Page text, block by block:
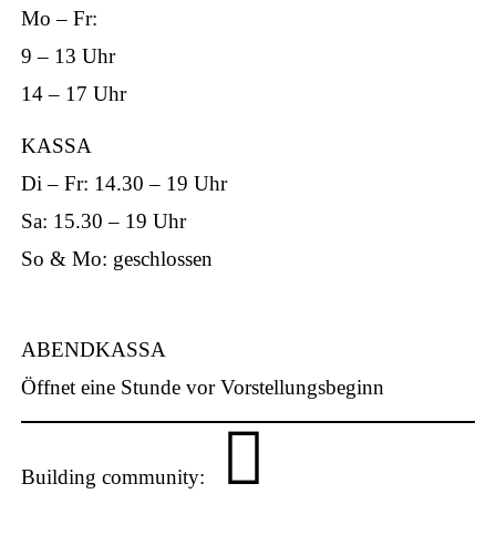
Mo – Fr:
9 – 13 Uhr
14 – 17 Uhr
KASSA
Di – Fr: 14.30 – 19 Uhr
Sa: 15.30 – 19 Uhr
So & Mo: geschlossen
ABENDKASSA
Öffnet eine Stunde vor Vorstellungsbeginn
Building community: